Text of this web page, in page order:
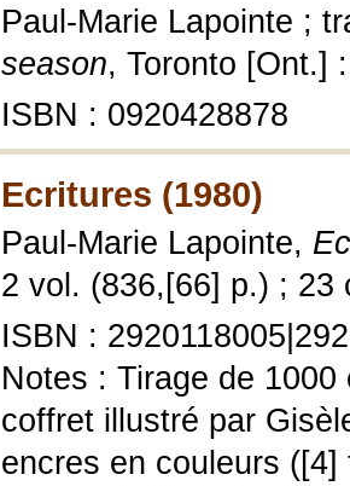
Paul-Marie Lapointe ;
season, Toronto [Ont.]
ISBN : 0920428878
Ecritures (1980)
Paul-Marie Lapointe,
2 vol. (836,[66] p.) ; 23
ISBN :
Notes : Tirage de
coffret illustré par
encres en couleurs